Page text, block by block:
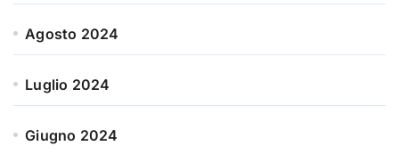
Agosto 2024
Luglio 2024
Giugno 2024